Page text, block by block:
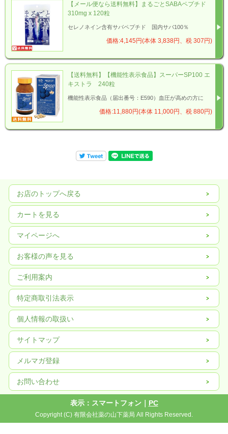
【メール便なら送料無料】まるごとSABAペプチド
310mg x 120粒
セレノネイン含有サバペプチド 国内サバ100％
価格:4,145円(本体 3,838円、税 307円)
【送料無料】【機能性表示食品】スーパーSP100 エ
キストラ 240粒
機能性表示食品（届出番号：E590）血圧が高めの方に
価格:11,880円(本体 11,000円、税 880円)
お店のトップへ戻る
カートを見る
マイページへ
お客様の声を見る
ご利用案内
特定商取引法表示
個人情報の取扱い
サイトマップ
メルマガ登録
お問い合わせ
表示：スマートフォン｜ PC
Copyright (C) 有限会社薬の山下薬局 All Rights Reserved.